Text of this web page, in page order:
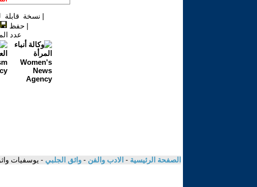
| نسخة قابلة
|حفظ
عدد
الصفحة الرئيسية - الادب والفن - واثق الجلبي - يوسفيات